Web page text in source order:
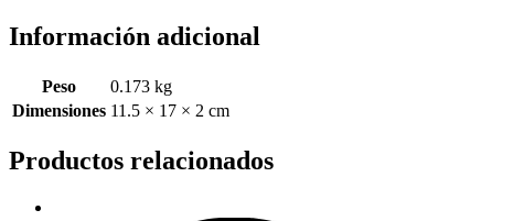
Información adicional
Peso
0.173 kg
Dimensiones 11.5 × 17 × 2 cm
Productos relacionados